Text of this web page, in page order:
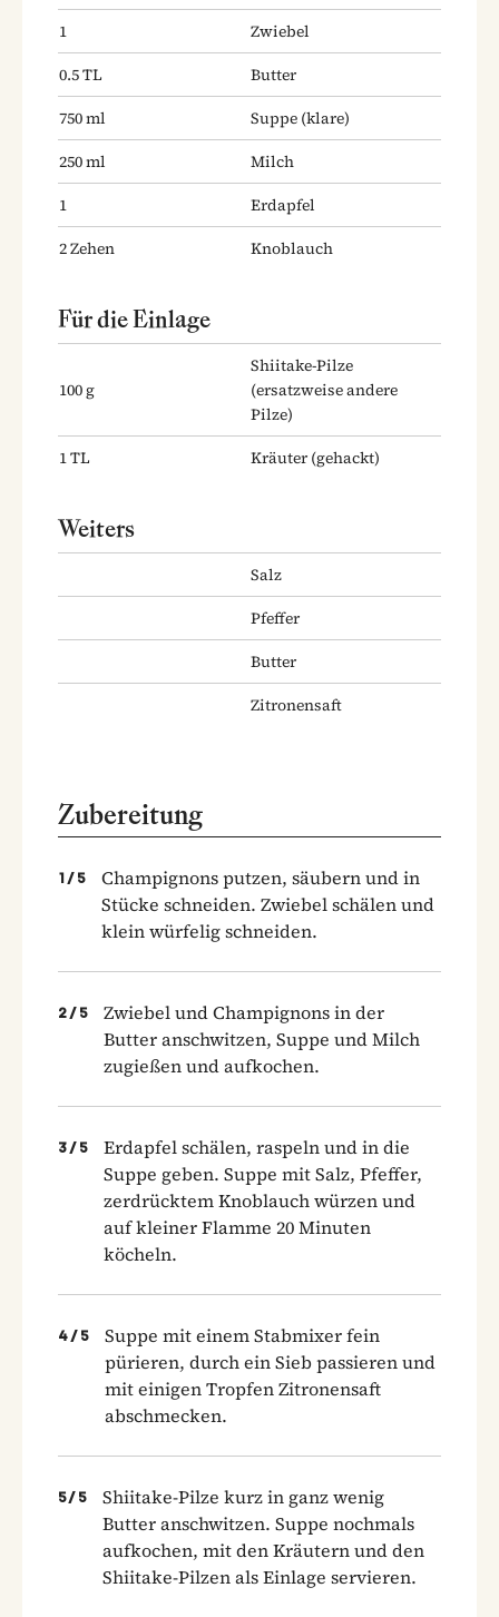
1
Zwiebel
0.5TL
Butter
750ml Suppe (klare)
250ml
Milch
1
Erdapfel
2Zehen Knoblauch
Für die Einlage
100g
Shiitake-Pilze
(ersatzweise andere
Pilze)
1TL Kräuter (gehackt)
Weiters
Salz
Pfeffer
Butter
Zitronensaft
Zubereitung
1 / 5
Champignons putzen, säubern und in
Stücke schneiden. Zwiebel schälen und
klein würfelig schneiden.
2 / 5
Zwiebel und Champignons in der
Butter anschwitzen, Suppe und Milch
zugießen und aufkochen.
3 / 5
Erdapfel schälen, raspeln und in die
Suppe geben. Suppe mit Salz, Pfeffer,
zerdrücktem Knoblauch würzen und
auf kleiner Flamme 20 Minuten
köcheln.
4 / 5
Suppe mit einem Stabmixer fein
pürieren, durch ein Sieb passieren und
mit einigen Tropfen Zitronensaft
abschmecken.
5/ 5
Shiitake-Pilze kurz in ganz wenig
Butter anschwitzen. Suppe nochmals
aufkochen, mit den Kräutern und den
Shiitake-Pilzen als Einlage servieren.